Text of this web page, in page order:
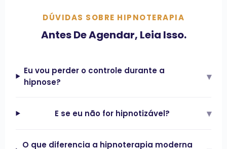
DÚVIDAS SOBRE HIPNOTERAPIA
Antes De Agendar, Leia Isso.
Eu vou perder o controle durante a
hipnose?
▾
E se eu não for hipnotizável? ▾
O que diferencia a hipnoterapia moderna